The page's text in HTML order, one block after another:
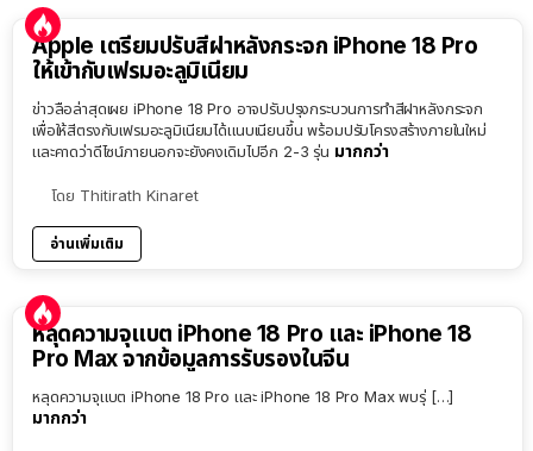
Apple เตรียมปรับสีฝาหลังกระจก iPhone 18 Pro
ให้เข้ากับเฟรมอะลูมิเนียม
ข่าวลือล่าสุดเผย iPhone 18 Pro อาจปรับปรุงกระบวนการทำสีฝาหลังกระจก
เพื่อให้สีตรงกับเฟรมอะลูมิเนียมได้แนบเนียนขึ้น พร้อมปรับโครงสร้างภายในใหม่
และคาดว่าดีไซน์ภายนอกจะยังคงเดิมไปอีก 2-3 รุ่น มากกว่า
โดย Thitirath Kinaret
อ่านเพิ่มเติม
หลุดความจุแบต iPhone 18 Pro และ iPhone 18
Pro Max จากข้อมูลการรับรองในจีน
หลุดความจุแบต iPhone 18 Pro และ iPhone 18 Pro Max พบรุ่ […]
มากกว่า